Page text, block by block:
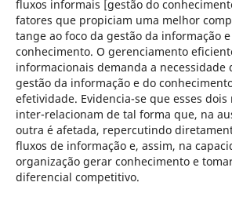
fluxos informais [gestão do
fatores que propiciam uma melhor
tange ao foco da gestão da informação
conhecimento. O gerenciamento
informacionais demanda a necessidade
gestão da informação e do
efetividade. Evidencia-se que esses dois
inter-relacionam de tal forma que, na
outra é afetada, repercutindo
fluxos de informação e, assim, na
organização gerar conhecimento e
diferencial competitivo.